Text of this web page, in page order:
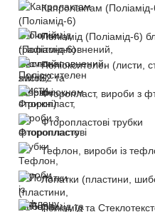
Поліамід (Поліамід-6)
Поліоксителен (листи,
Фторопласт, вироби з
Фторопластові трубки
Тефлон, вироби із